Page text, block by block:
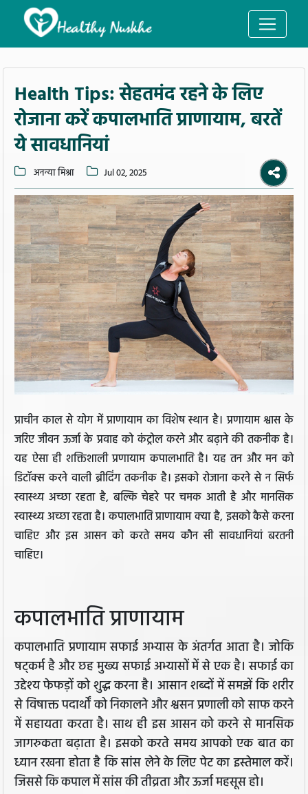
Health Tips: सेहतमंद रहने के लिए
रोजाना करें कपालभाति प्राणायाम, बरतें
ये सावधानियां
अनन्या मिश्रा Jul 02, 2025
प्राचीन काल से योग में प्राणायाम का विशेष स्थान है। प्रणायाम श्वास के
जरिए जीवन ऊर्जा के प्रवाह को कंट्रोल करने और बढ़ाने की तकनीक है।
यह ऐसा ही शक्तिशाली प्रणायाम कपालभाति है। यह तन और मन को
डिटॉक्स करने वाली ब्रीदिंग तकनीक है। इसको रोजाना करने से न सिर्फ
स्वास्थ्य अच्छा रहता है, बल्कि चेहरे पर चमक आती है और मानसिक
स्वास्थ्य अच्छा रहता है। कपालभाति प्राणायाम क्या है, इसको कैसे करना
चाहिए और इस आसन को करते समय कौन सी सावधानियां बरतनी
चाहिए।
कपालभाति प्राणायाम
कपालभाति प्रणायाम सफाई अभ्यास के अंतर्गत आता है। जोकि
षट्कर्म है और छह मुख्य सफाई अभ्यासों में से एक है। सफाई का
उद्देश्य फेफड़ों को शुद्ध करना है। आसान शब्दों में समझें कि शरीर
से विषाक्त पदार्थों को निकालने और श्वसन प्रणाली को साफ करने
में सहायता करता है। साथ ही इस आसन को करने से मानसिक
जागरुकता बढ़ाता है। इसको करते समय आपको एक बात का
ध्यान रखना होता है कि सांस लेने के लिए पेट का इस्तेमाल करें।
जिससे कि कपाल में सांस की तीव्रता और ऊर्जा महसूस हो।